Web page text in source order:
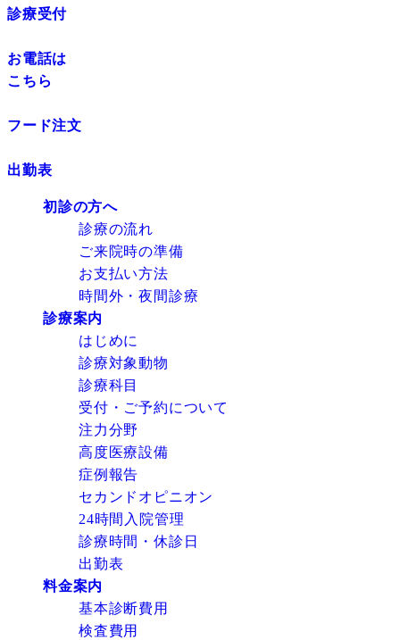
診療受付
お電話は
こちら
フード注文
出勤表
初診の方へ
診療の流れ
ご来院時の準備
お支払い方法
時間外・夜間診療
診療案内
はじめに
診療対象動物
診療科目
受付・ご予約について
注力分野
高度医療設備
症例報告
セカンドオピニオン
24時間入院管理
診療時間・休診日
出勤表
料金案内
基本診断費用
検査費用